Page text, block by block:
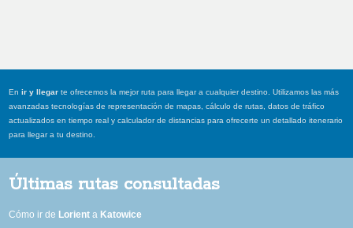
Enir y llegar te ofrecemos la mejor ruta para llegar a cualquier destino. Utilizamos las más
avanzadas tecnologías de representación de mapas, cálculo de rutas, datos de tráfico
actualizados en tiempo real y calculador de distancias para ofrecerte un detallado itenerario
para llegar a tu destino.
Últimas rutas consultadas
Cómo ir de Lorient a Katowice